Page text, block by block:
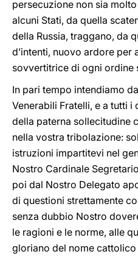
persecuzione non sia
alcuni Stati, da quella
della Russia, traggano, da
d’intenti, nuovo ardore per
sovvertitrice di ogni ordine
In pari tempo intendiamo
Venerabili Fratelli, e a tutti
della paterna sollecitudine
nella vostra tribolazione:
istruzioni impartitevi nel
Nostro Cardinale
poi dal Nostro Delegato
di questioni strettamente
senza dubbio Nostro
le ragioni e le norme, alle
gloriano del nome cattolico